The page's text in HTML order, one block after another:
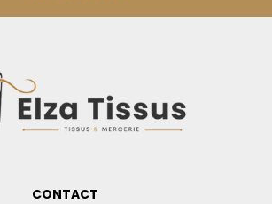
CONTACT